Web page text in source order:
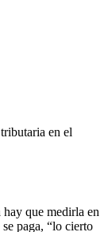
en el
hay que medirla en
paga, “lo cierto